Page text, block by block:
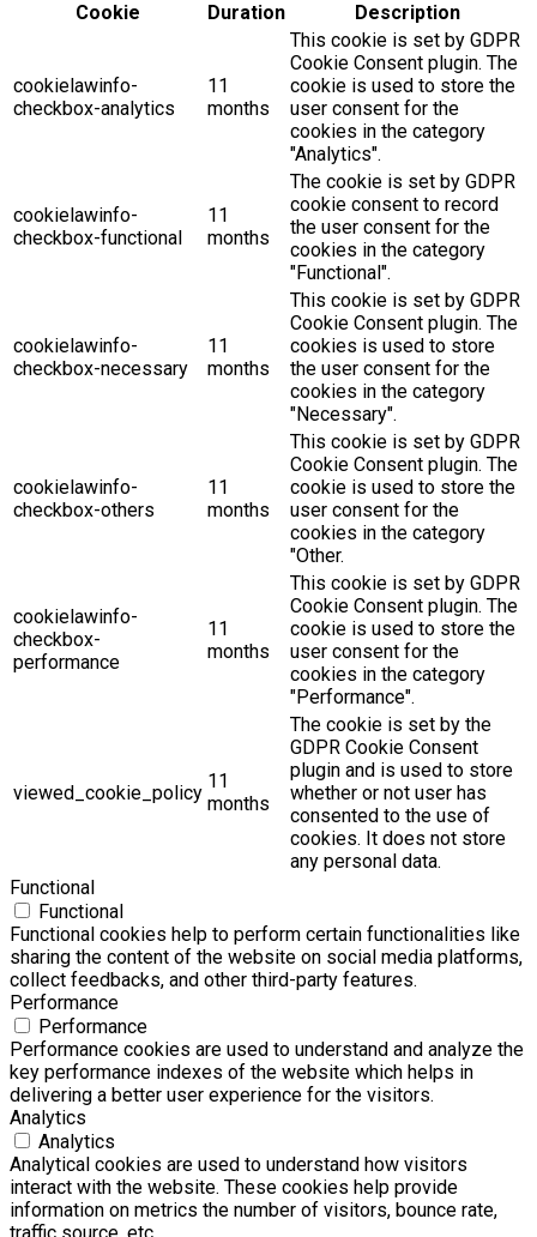
Cookie
Duration Description
cookielawinfo-
checkbox-analytics
11
months
This cookie is set by GDPR
Cookie Consent plugin. The
cookie is used to store the
user consent for the
cookies in the category
"Analytics".
cookielawinfo-
checkbox-functional
11
months
The cookie is set by GDPR
cookie consent to record
the user consent for the
cookies in the category
"Functional".
cookielawinfo-
checkbox-necessary
11
months
This cookie is set by GDPR
Cookie Consent plugin. The
cookies is used to store
the user consent for the
cookies in the category
"Necessary".
cookielawinfo-
checkbox-others
11
months
This cookie is set by GDPR
Cookie Consent plugin. The
cookie is used to store the
user consent for the
cookies in the category
"Other.
cookielawinfo-
checkbox-
performance
11
months
This cookie is set by GDPR
Cookie Consent plugin. The
cookie is used to store the
user consent for the
cookies in the category
"Performance".
viewed_cookie_policy
11
months
The cookie is set by the
GDPR Cookie Consent
plugin and is used to store
whether or not user has
consented to the use of
cookies. It does not store
any personal data.
Functional
Functional
Functional cookies help to perform certain functionalities like
sharing the content of the website on social media platforms,
collect feedbacks, and other third-party features.
Performance
Performance
Performance cookies are used to understand and analyze the
key performance indexes of the website which helps in
delivering a better user experience for the visitors.
Analytics
Analytics
Analytical cookies are used to understand how visitors
interact with the website. These cookies help provide
information on metrics the number of visitors, bounce rate,